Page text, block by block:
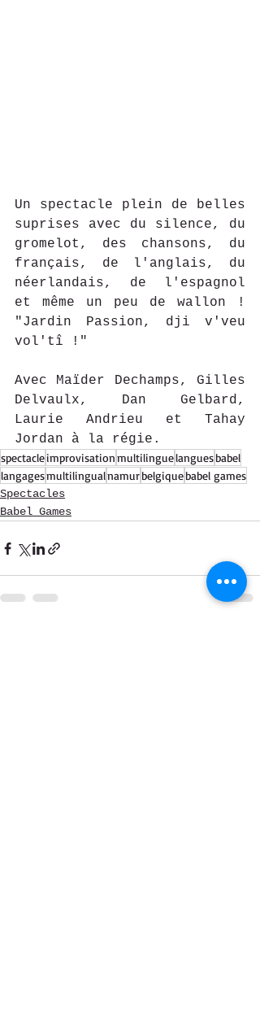
Un spectacle plein de belles
suprises avec du silence, du
gromelot, des chansons, du
français, de l'anglais, du
néerlandais, de l'espagnol
et même un peu de wallon !
"Jardin Passion, dji v'veu
vol'tî !"
Avec Maïder Dechamps, Gilles
Delvaulx, Dan Gelbard,
Laurie Andrieu et Tahay
Jordan à la régie.
spectacleimprovisationmultilinguelanguesbabel
langagesmultilingualnamurbelgiquebabel games
Spectacles
Babel Games